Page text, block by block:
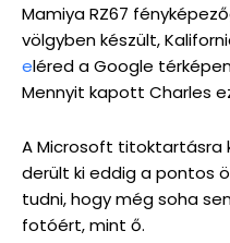
Mamiya RZ67
völgyben készült,
eléred a Google
Mennyit kapott Charles
A Microsoft titoktartásra
derült ki eddig a pontos
tudni, hogy még soha
fotóért, mint ő.